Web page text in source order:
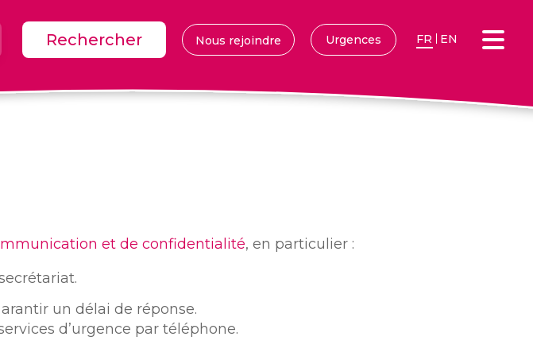
Rechercher Nous rejoindre Urgences FR EN
et de confidentialité, en particulier :
un délai de réponse.
d’urgence par téléphone.